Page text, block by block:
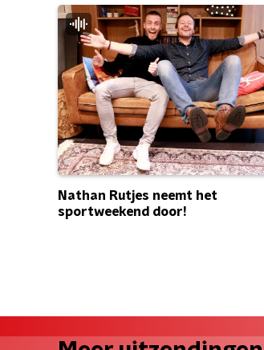
Nathan Rutjes neemt het
sportweekend door!